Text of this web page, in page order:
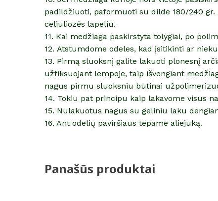
padildžiuoti, paformuoti su dilde 180/240
celiuliozės lapeliu.
11. Kai medžiaga paskirstyta tolygiai, po
12. Atstumdome odeles, kad įsitikinti ar
13. Pirmą sluoksnį galite lakuoti plonesnį
užfiksuojant lempoje, taip išvengiant
nagus pirmu sluoksniu būtinai
14. Tokiu pat principu kaip lakavome visus
15. Nulakuotus nagus su geliniu laku
16. Ant odelių paviršiaus tepame aliejuką.
Panašūs produktai